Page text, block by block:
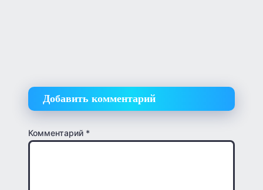
Добавить комментарий
Комментарий *